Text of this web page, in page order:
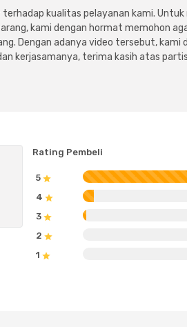
kualitas pelayanan kami.
kami dengan hormat memohon
Dengan adanya video tersebut, kami
kerjasamanya, terima kasih atas
Rating Pembeli
5
4
3
2
1